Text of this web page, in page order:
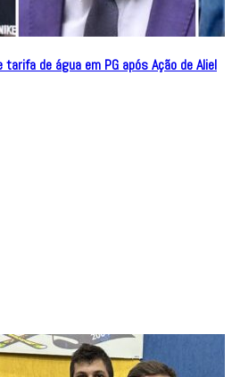
de água em PG após Ação de Aliel